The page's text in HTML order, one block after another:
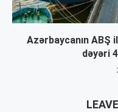
Azərbaycanın
dəyəri